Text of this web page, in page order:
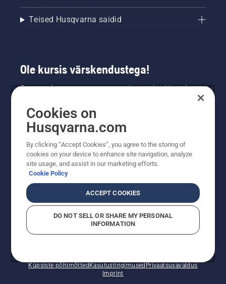
Teised Husqvarna saidid
Ole kursis värskendustega!
Saa uusimat teavet uute toodete, eripakkumiste
saamiseks siin.
Küpsiste põhimõttedKasutustingimused Privaatsusavaldus
Imprint
Cookies on
Husqvarna.com
By clicking “Accept Cookies”, you agree to the storing of
cookies on your device to enhance site navigation, analyze
site usage, and assist in our marketing efforts.
Cookie Policy
ACCEPT COOKIES
DO NOT SELL OR SHARE MY PERSONAL
INFORMATION